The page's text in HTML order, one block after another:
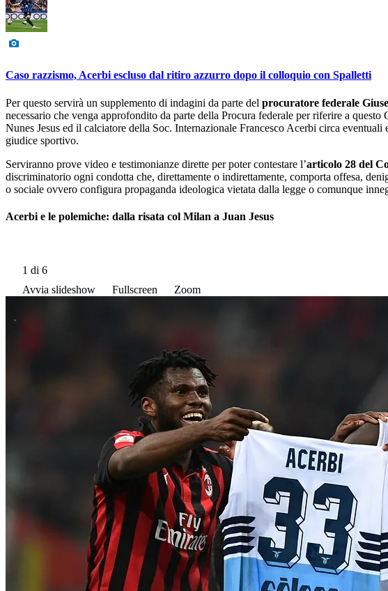
Caso razzismo, Acerbi escluso dal ritiro azzurro dopo il colloquio con Spalletti
Per questo servirà un supplemento di indagini da parte del procuratore federale
necessario che venga approfondito da parte della Procura federale per riferire a
Nunes Jesus ed il calciatore della Soc. Internazionale Francesco Acerbi circa
giudice sportivo.
Serviranno prove video e testimonianze dirette per poter contestare l’articolo 28 del
discriminatorio ogni condotta che, direttamente o indirettamente, comporta offesa,
o sociale ovvero configura propaganda ideologica vietata dalla legge o comunque
Acerbi e le polemiche: dalla risata col Milan a Juan Jesus
1 di 6
Avvia slideshow
Fullscreen Zoom